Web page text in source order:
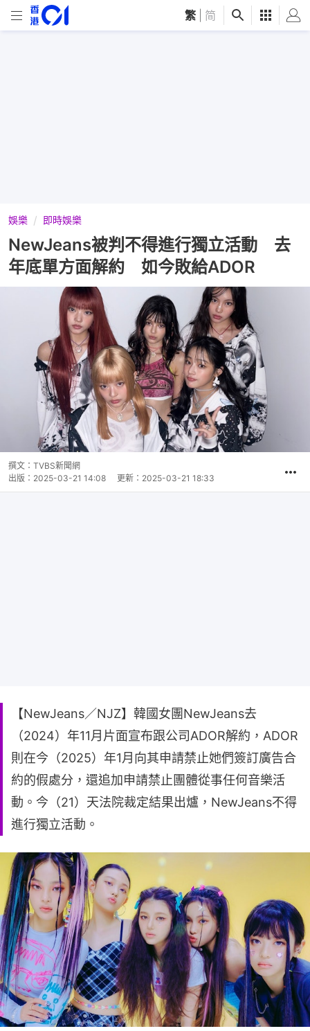
繁 简
娛樂 即時娛樂
NewJeans被判不得進行獨立活動 去
年底單方面解約 如今敗給ADOR
撰文： TVBS新聞網
出版： 2025-03-21 14:08 更新： 2025-03-21 18:33
【NewJeans／NJZ】韓國女團NewJeans去
（2024）年11月片面宣布跟公司ADOR解約，ADOR
則在今（2025）年1月向其申請禁止她們簽訂廣告合
約的假處分，還追加申請禁止團體從事任何音樂活
動。今（21）天法院裁定結果出爐，NewJeans不得
進行獨立活動。